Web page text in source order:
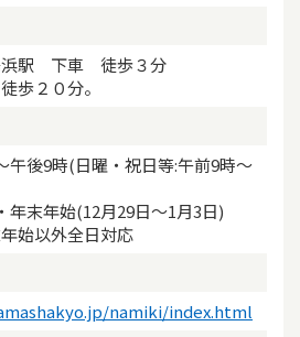
浜駅 下車 徒歩３分
２０分。
午後9時(日曜・祝日等:午前9時～
年末年始(12月29日～1月3日)
始以外全日対応
namiki/index.html